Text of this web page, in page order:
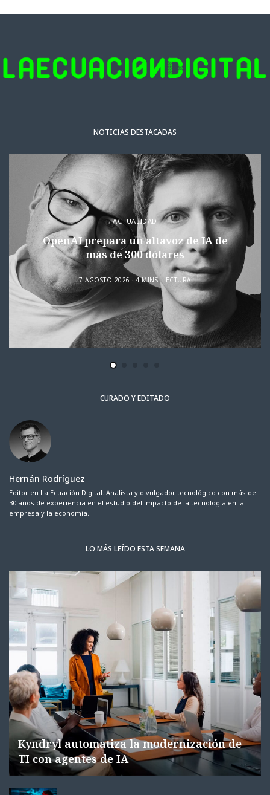
NOTICIAS DESTACADAS
ACTUALIDAD
OpenAI prepara un altavoz de IA de
más de 300 dólares
7 AGOSTO 2026 4 MINS. LECTURA
CURADO Y EDITADO
Hernán Rodríguez
Editor en La Ecuación Digital. Analista y divulgador tecnológico con más de
30 años de experiencia en el estudio del impacto de la tecnología en la
empresa y la economía.
LO MÁS LEÍDO ESTA SEMANA
Kyndryl automatiza la modernización de
TI con agentes de IA